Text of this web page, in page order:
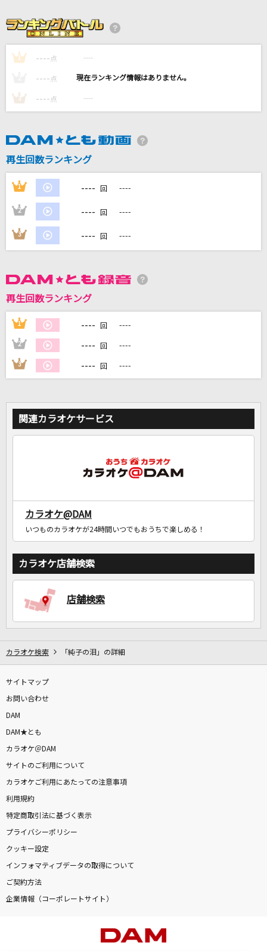
TOMORROW
岡本真夜
DAMに会員登録・ログインして
1 ---- 点 ----
---- 点 ----
3 ---- 点 ----
再生回数ランキング
1 ---- 回 ----
2 ---- 回 ----
3 ---- 回 ----
再生回数ランキング
1 ---- 回 ----
2 ---- 回 ----
3 ---- 回 ----
関連カラオケサービス
カラオケ@DAM
いつものカラオケが24時間いつでもおうちで楽しめる！
カラオケ店舗検索
店舗検索
カラオケ検索 「純子の泪」の詳細
サイトマップ
お問い合わせ
DAM
DAM★とも
カラオケ＠DAM
サイトのご利用について
カラオケご利用にあたっての注意事項
利用規約
特定商取引法に基づく表示
プライバシーポリシー
クッキー設定
インフォマティブデータの取得について
ご契約方法
企業情報（コーポレートサイト）